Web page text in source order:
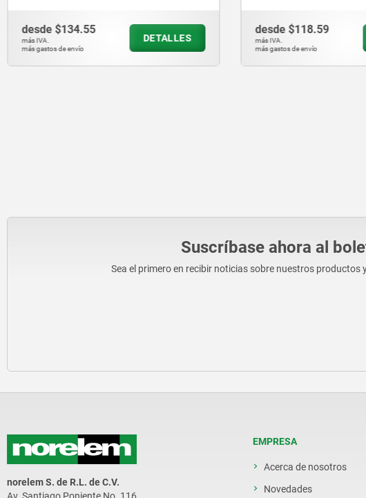
desde$118.59
más IVA.
más gastos de envío
DETALLES
desde$30.41
más IVA.
más gastos de envío
Suscríbase ahora al
Sea el primero en recibir noticias sobre nuestros
norelem S. de R.L. de C.V.
EMPRESA
Acerca de nosotros
Novedades